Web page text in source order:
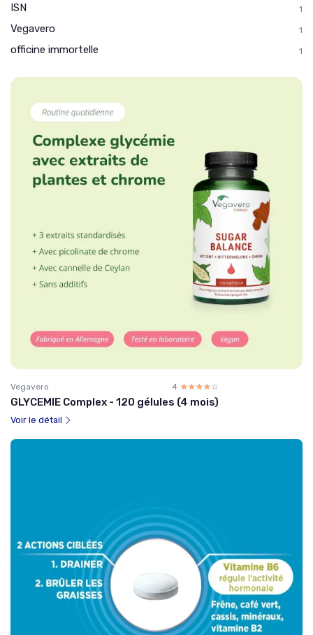
ISN 1
Vegavero 1
officine immortelle 1
Vegavero 4 ☆☆☆☆☆
★★★★★
GLYCEMIE Complex - 120 gélules (4 mois)
Voir le détail